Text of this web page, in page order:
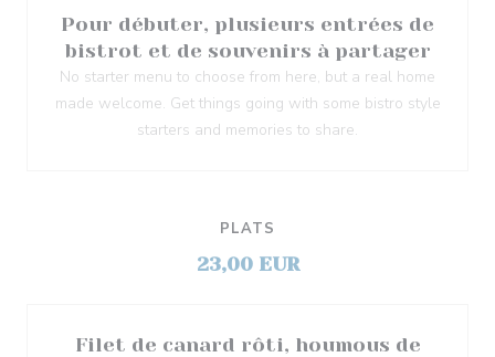
Pour débuter, plusieurs entrées de
bistrot et de souvenirs à partager
No starter menu to choose from here, but a real home
made welcome. Get things going with some bistro style
starters and memories to share.
PLATS
23,00 EUR
Filet de canard rôti, houmous de